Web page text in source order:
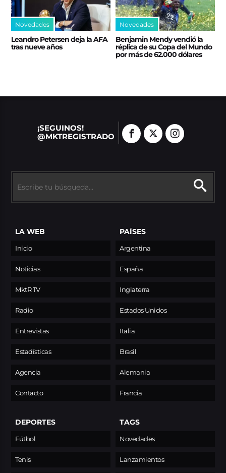
Novedades
Leandro Petersen deja la AFA
tras nueve años
Novedades
Benjamin Mendy vendió la
réplica de su Copa del Mundo
por más de 62.000 dólares
¡SEGUINOS!
@MKTREGISTRADO
LA WEB
Inicio
Noticias
MktR TV
Radio
Entrevistas
Estadísticas
Agencia
Contacto
PAÍSES
Argentina
España
Inglaterra
Estados Unidos
Italia
Brasil
Alemania
Francia
DEPORTES
Fútbol
Tenis
TAGS
Novedades
Lanzamientos